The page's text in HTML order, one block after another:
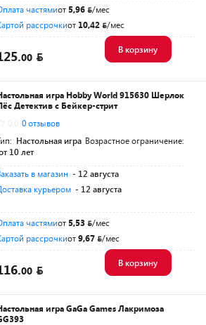
частямиот 5,96
/мес
рассрочкиот 10,42 /мес
00
В корзину
игра Hobby World 915630 Шерлок
Детектив с Бейкер-стрит
0 отзывов
Настольная игра Возрастное ограничение:
10 лет
в магазин - 12 августа
курьером - 12 августа
частямиот 5,53
/мес
рассрочкиот9,67 /мес
00
В корзину
игра GaGa Games Лакримоза